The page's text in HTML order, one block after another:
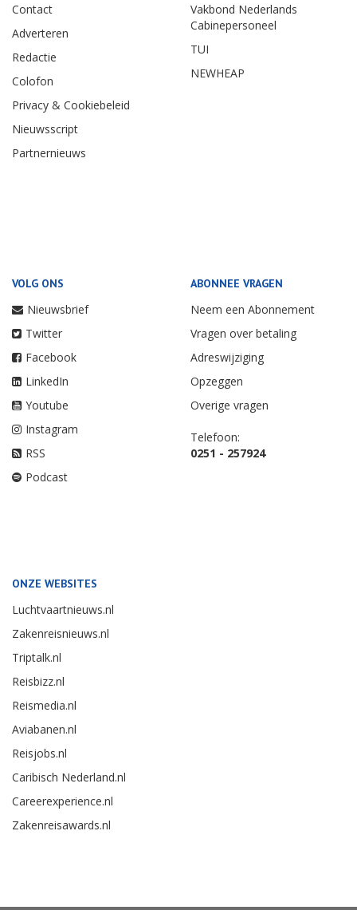
Contact
Adverteren
Redactie
Colofon
Privacy & Cookiebeleid
Nieuwsscript
Partnernieuws
Vakbond Nederlands
Cabinepersoneel
TUI
NEWHEAP
VOLG ONS
Nieuwsbrief
Twitter
Facebook
LinkedIn
Youtube
Instagram
RSS
Podcast
ABONNEE VRAGEN
Neem een Abonnement
Vragen over betaling
Adreswijziging
Opzeggen
Overige vragen
Telefoon:
0251 - 257924
ONZE WEBSITES
Luchtvaartnieuws.nl
Zakenreisnieuws.nl
Triptalk.nl
Reisbizz.nl
Reismedia.nl
Aviabanen.nl
Reisjobs.nl
Caribisch Nederland.nl
Careerexperience.nl
Zakenreisawards.nl